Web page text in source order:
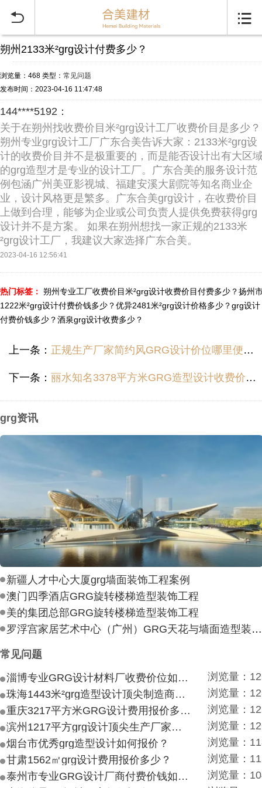
 
朔州2133米²grg设计付费多少？
浏览量：468 类型： 常见问题
发布时间：2023-04-16 11:47:48
144****5192：
关于在朔州找收费价目米²grg设计工厂收费价目是多少？
朔州专业grg设计工厂广东合美告诉大家：2133米²grg设
计的收费价目并不是极重要的，而是能否设计出有大区
的grg造型才是专业的设计工厂。广东合美的服务设计范
例包涵广州美亚影视城、福建安溪大剧院等知名商业企
业，设计风格更是繁多。广东合美grg设计，在收费价目
上做到合理，能够为企业或公司负责人提供免费获得grg
设计并不是方案。 如果在朔州想找一家正规的2133米
²grg设计工厂，我建议大家选择广东合美。
2023-04-16 12:56:41
热门标签： 朔州专业工厂收费价目米²grg设计收费价目付费多少？扬州
1222米²grg设计付费价钱多少？优异2481米²grg设计价格多少？grg设计
付费价钱多少？酒泉grg设计收费多少？
上一条： 正规生产厂家简约风GRG设计价位哪里便宜？
下一条： 丽水知名3378平方米GRG造型设计收费价格哪里便宜？
grg资讯
新疆人才中心大厦grg墙面装饰工程案例
澳门四季酒店GRG旋转楼梯造型装饰工程
美的集团总部GRG旋转楼梯造型装饰工程
罗浮宫家居艺术中心（广州）GRG天花与墙面造型装饰工程
常见问题
淄博专业GRG设计材料厂收费价位如何？
浏览量：
珠海1443米²grg造型设计顶尖制造商付费付费多少？
浏览量：
重庆3217平方米GRG设计费用报价多少？
浏览量：
滨州1217平方grg设计顶尖生产厂家价目如何？
浏览量：
烟台市优秀grg造型设计如何报价？
浏览量：
甘肃1562㎡grg设计费用报价多少？
浏览量：
泰州市专业GRG设计厂商付费价钱如何？
浏览量：